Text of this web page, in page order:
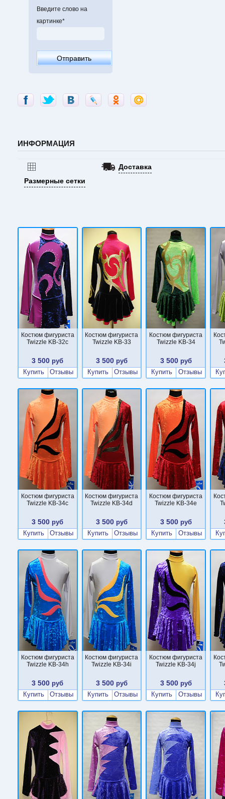
Введите слово на
картинке*
ИНФОРМАЦИЯ
Размерные сетки
Доставка
Костюм фигуриста
Twizzle KB-32c
3 500 руб
Купить
Отзывы
Костюм фигуриста
Twizzle KB-33
3 500 руб
Купить
Отзывы
Костюм фигуриста
Twizzle KB-34
3 500руб
Купить
Отзывы
Костюм фигуриста
Twizzle KB-34c
3 500 руб
Купить
Отзывы
Костюм фигуриста
Twizzle KB-34d
3 500 руб
Купить
Отзывы
Костюм фигуриста
Twizzle KB-34e
3 500руб
Купить
Отзывы
Костюм фигуриста
Twizzle KB-34h
3 500 руб
Купить
Отзывы
Костюм фигуриста
Twizzle KB-34i
3 500 руб
Купить
Отзывы
Костюм фигуриста
Twizzle KB-34j
3 500руб
Купить
Отзывы